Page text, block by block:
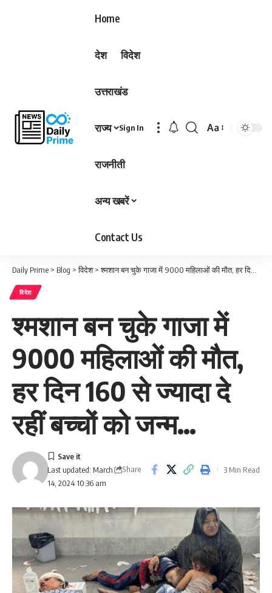
Home
देश विदेश
उत्तराखंड
राज्य
राजनीती
अन्य खबरें
Contact Us
Sign In
Font
Aa
Daily Prime > Blog >विदेश>श्मशान बन चुके गाजा में 9000 महिलाओं की मौत, हर दिन 160 से ज्यादा दे रहीं बच्चों को जन्म…
विदेश
श्मशान बन चुके गाजा में
9000 महिलाओं की मौत,
हर दिन 160 से ज्यादा दे
रहीं बच्चों को जन्म…
Last updated: March
14, 2024 10:36 am
Share 3 Min Read